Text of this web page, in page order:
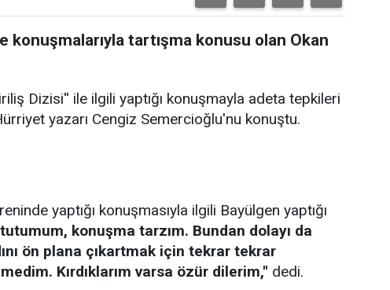
konuşmalarıyla tartışma konusu olan Okan
Dizisi'' ile ilgili yaptığı konuşmayla adeta tepkileri
yazarı Cengiz Semercioğlu'nu konuştu.
yaptığı konuşmasıyla ilgili Bayülgen yaptığı
konuşma tarzım. Bundan dolayı da
ön plana çıkartmak için tekrar tekrar
Kırdıklarım varsa özür dilerim,'' dedi.